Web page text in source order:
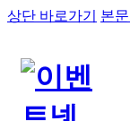
상단 바로가기 본